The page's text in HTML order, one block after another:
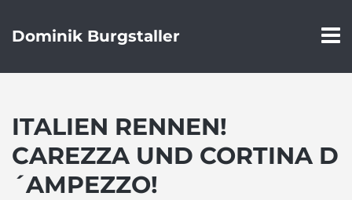
Dominik Burgstaller
ITALIEN RENNEN!
CAREZZA UND CORTINA D
´AMPEZZO!